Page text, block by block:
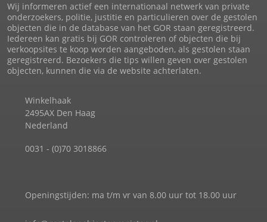
Wij informeren actief een internationaal netwerk van private
onderzoekers, politie, justitie en particulieren over de gestolen
objecten die in de database van het GOR staan geregistreerd.
Iedereen kan gratis bij GOR controleren of objecten die bij
verkoopsites te koop worden aangeboden, als gestolen staan
geregistreerd. Bezoekers die tips willen geven over gestolen
objecten, kunnen die via de website achterlaten.
Winkelhaak
2495AX Den Haag
Nederland
0031 - (0)70 3018866
Openingstijden: ma t/m vr van 8.00 uur tot 18.00 uur